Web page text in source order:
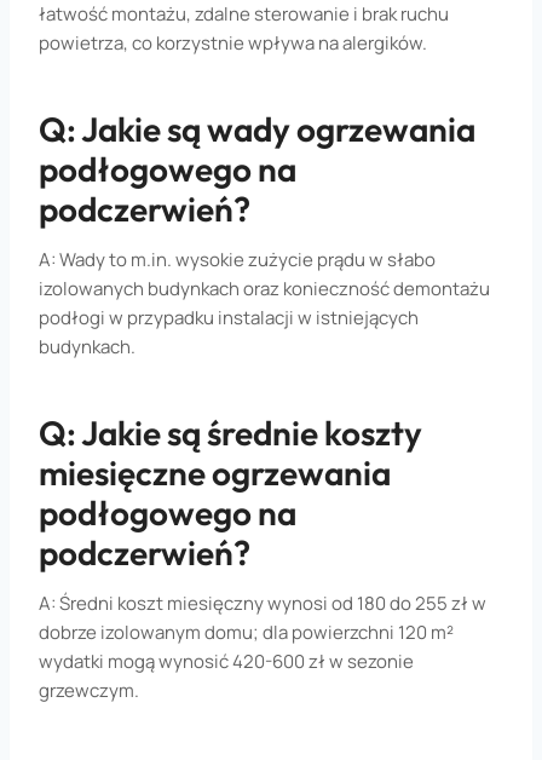
łatwość montażu, zdalne sterowanie i brak ruchu
powietrza, co korzystnie wpływa na alergików.
Q: Jakie są wady ogrzewania
podłogowego na
podczerwień?
A: Wady to m.in. wysokie zużycie prądu w słabo
izolowanych budynkach oraz konieczność demontażu
podłogi w przypadku instalacji w istniejących
budynkach.
Q: Jakie są średnie koszty
miesięczne ogrzewania
podłogowego na
podczerwień?
A: Średni koszt miesięczny wynosi od 180 do 255 zł w
dobrze izolowanym domu; dla powierzchni 120 m²
wydatki mogą wynosić 420-600 zł w sezonie
grzewczym.